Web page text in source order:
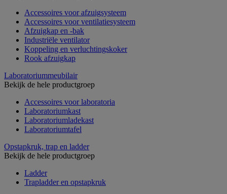
Accessoires voor afzuigsysteem
Accessoires voor ventilatiesysteem
Afzuigkap en -bak
Industriële ventilator
Koppeling en verluchtingskoker
Rook afzuigkap
Laboratoriummeubilair
Bekijk de hele productgroep
Accessoires voor laboratoria
Laboratoriumkast
Laboratoriumladekast
Laboratoriumtafel
Opstapkruk, trap en ladder
Bekijk de hele productgroep
Ladder
Trapladder en opstapkruk